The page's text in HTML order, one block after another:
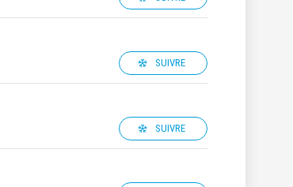
SUIVRE
SUIVRE